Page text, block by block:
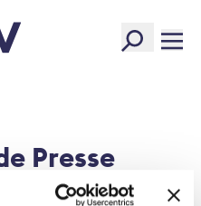
Presse